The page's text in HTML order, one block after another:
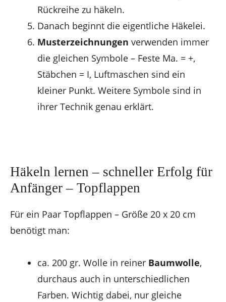
Rückreihe zu häkeln.
Danach beginnt die eigentliche Häkelei.
Musterzeichnungen verwenden immer
die gleichen Symbole – Feste Ma. = +,
Stäbchen = I, Luftmaschen sind ein
kleiner Punkt. Weitere Symbole sind in
ihrer Technik genau erklärt.
Häkeln lernen – schneller Erfolg für
Anfänger – Topflappen
Für ein Paar Topflappen – Größe 20 x 20 cm
benötigt man:
ca. 200 gr. Wolle in reiner Baumwolle,
durchaus auch in unterschiedlichen
Farben. Wichtig dabei, nur gleiche